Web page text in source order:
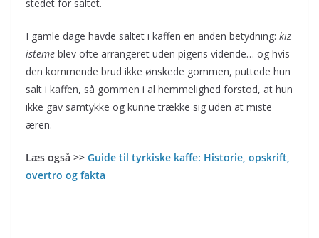
stedet for saltet.
I gamle dage havde saltet i kaffen en anden betydning: kız
isteme blev ofte arrangeret uden pigens vidende… og hvis
den kommende brud ikke ønskede gommen, puttede hun
salt i kaffen, så gommen i al hemmelighed forstod, at hun
ikke gav samtykke og kunne trække sig uden at miste
æren.
Læs også >> Guide til tyrkiske kaffe: Historie, opskrift,
overtro og fakta